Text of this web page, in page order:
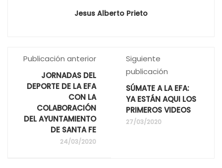
Jesus Alberto Prieto
Publicación anterior
JORNADAS DEL
DEPORTE DE LA EFA
CON LA
COLABORACIÓN
DEL AYUNTAMIENTO
DE SANTA FE
24/03/2020
Siguiente
publicación
SÚMATE A LA EFA:
YA ESTÁN AQUI LOS
PRIMEROS VIDEOS
27/03/2020